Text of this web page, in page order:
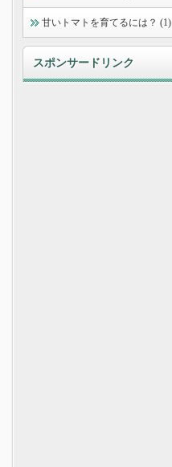
甘いトマトを育てるには？ (1)
スポンサードリンク